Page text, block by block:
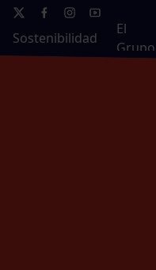
Sostenibilidad
El
Grupo